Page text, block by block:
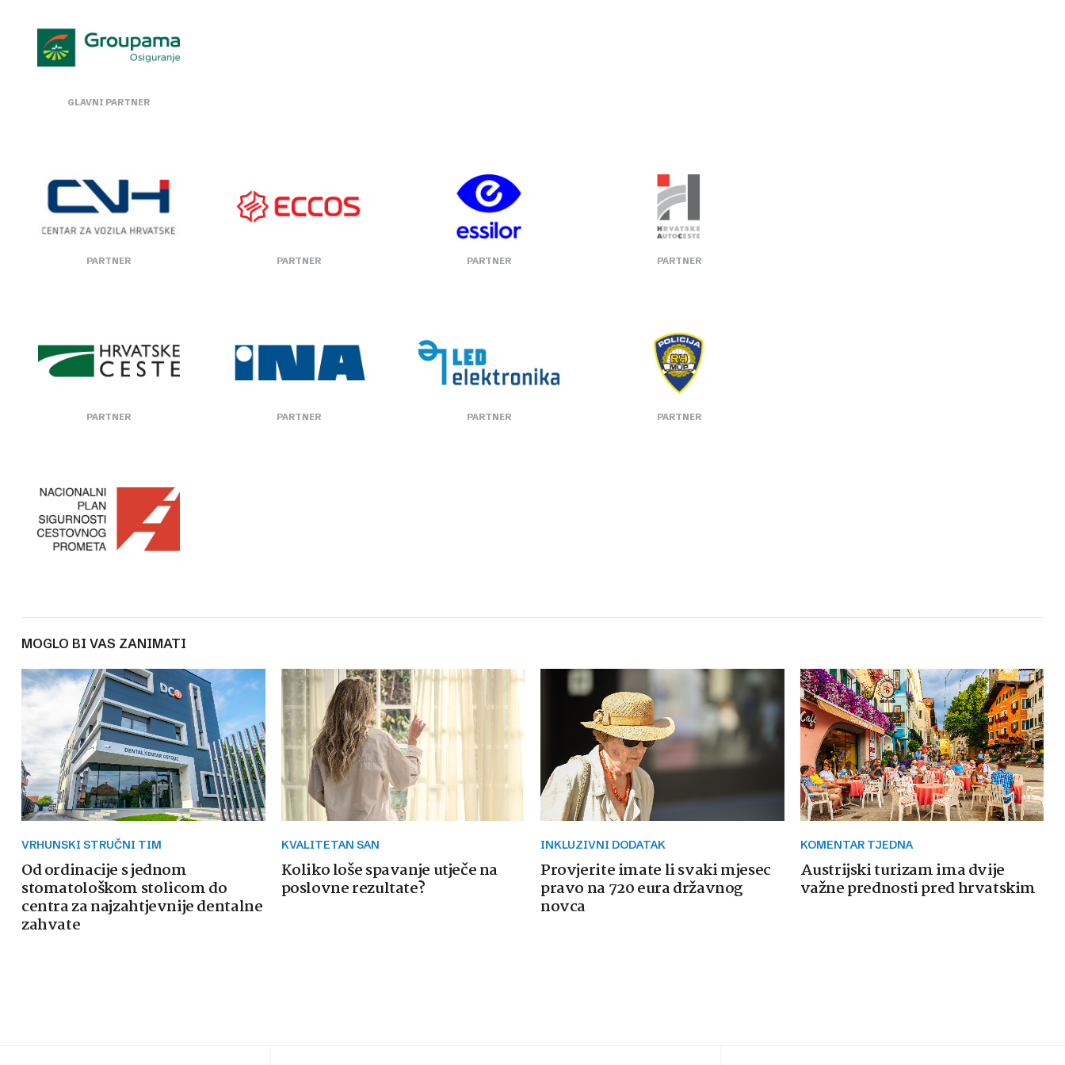
GLAVNI PARTNER
PARTNER PARTNER PARTNER PARTNER
PARTNER PARTNER PARTNER PARTNER
MOGLO BI VAS ZANIMATI
VRHUNSKI STRUČNI TIM
Od ordinacije s jednom
stomatološkom stolicom do
centra za najzahtjevnije dentalne
zahvate
KVALITETAN SAN
Koliko loše spavanje utječe na
poslovne rezultate?
INKLUZIVNI DODATAK
Provjerite imate li svaki mjesec
pravo na 720 eura državnog
novca
KOMENTAR TJEDNA
Austrijski turizam ima dvije
važne prednosti pred hrvatskim